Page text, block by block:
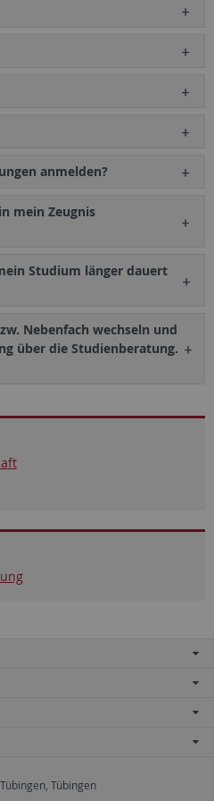
anmelden?
mein Zeugnis
Studium länger dauert
Nebenfach wechseln und
über die Studienberatung.
Tübingen